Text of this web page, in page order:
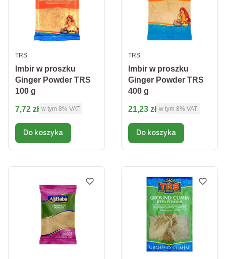
Imbir w proszku
Ginger Powder TRS
100 g
PRODUCENT
TRS
Cena brutto
7,72 zł w tym %s VAT
w tym 8% VAT
Do koszyka
Imbir w proszku
Ginger Powder TRS
400 g
PRODUCENT
TRS
Cena brutto
21,23 zł w tym %s VAT
w tym 8% VAT
Do koszyka